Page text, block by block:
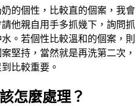
的個性，比較直的個案，我會
他親自用手多抓幾下，詢問抓
。若個性比較溫和的個案，則
堅持，當然就是再洗第二次，
比較重要。
怎麼處理？